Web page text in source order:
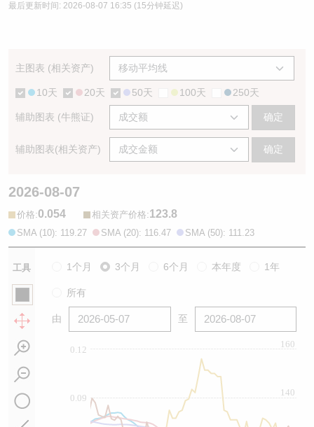
最后更新时间: 2026-08-07 16:35 (15分钟延迟)
主图表 (相关资产)
10天 20天 50天 100天 250天
辅助图表 (牛熊证) 确定
辅助图表(相关资产) 确定
2026-08-07
价格:0.054 相关资产价格:123.8
SMA (10): 119.27 SMA (20): 116.47 SMA (50): 111.23
工具 1个月 3个月 6个月 本年度 1年
所有
由 至
0.09
0.12
140
160